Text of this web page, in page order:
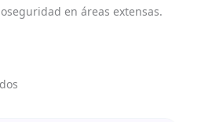
en áreas extensas.